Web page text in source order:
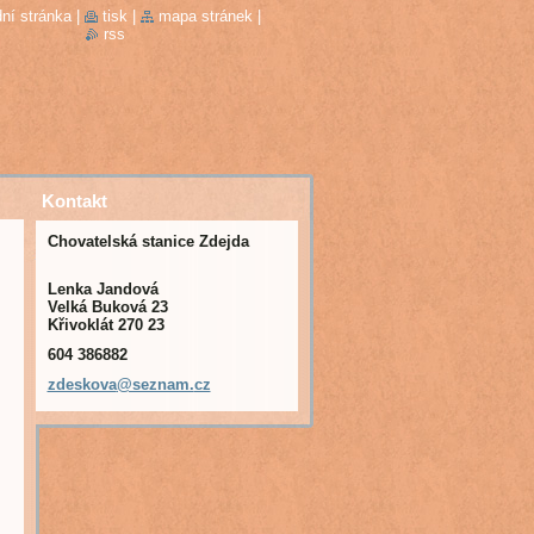
Kontakt
Chovatelská stanice Zdejda
Lenka Jandová
Velká Buková 23
Křivoklát 270 23
604 386882
zdeskova@seznam.cz
stránka tisk mapa stránek
rss